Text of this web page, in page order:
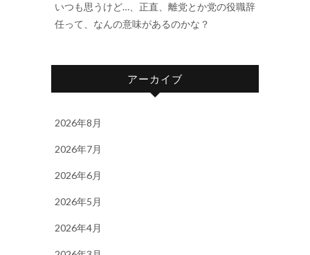
いつも思うけど…、正直、離党とか党の役職辞
任って、なんの意味があるのかな？
アーカイブ
2026年8月
2026年7月
2026年6月
2026年5月
2026年4月